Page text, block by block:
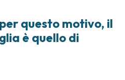
questo motivo, il
è quello di